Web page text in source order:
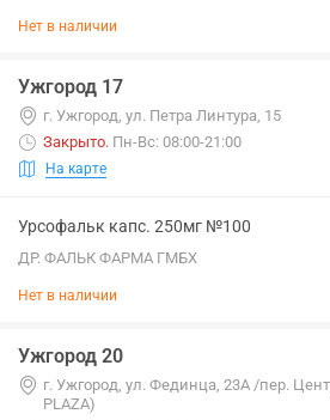
Нет в наличии
Ужгород 17
г. Ужгород, ул. Петра Линтура, 15
Закрыто. Пн-Вс: 08:00-21:00
На карте
Урсофальк капс. 250мг №100
ДР. ФАЛЬК ФАРМА ГМБХ
Нет в наличии
Ужгород 20
г. Ужгород, ул. Фединца, 23А /пер.
PLAZA)